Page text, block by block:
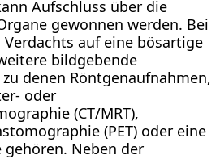
Aufschluss über die
gewonnen werden. Bei
auf eine bösartige
bildgebende
denen Röntgenaufnahmen,
oder
(CT/MRT),
(PET) oder eine
Neben der